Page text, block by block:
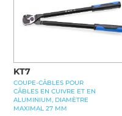
KT7
COUPE-CÂBLES POUR
CÂBLES EN CUIVRE ET EN
ALUMINIUM, DIAMÈTRE
MAXIMAL 27 MM